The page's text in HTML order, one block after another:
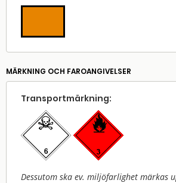
MÄRKNING OCH FAROANGIVELSER
Transport­märkning:
Dessutom ska ev. miljöfarlighet märkas